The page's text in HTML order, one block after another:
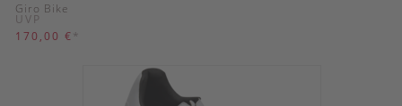
Giro Bike
UVP
170,00 € *